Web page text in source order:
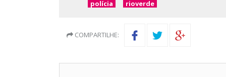
polícia rioverde
COMPARTILHE: